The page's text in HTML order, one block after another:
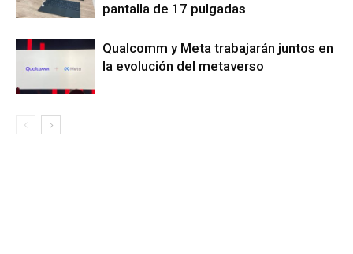
pantalla de 17 pulgadas
Qualcomm y Meta trabajarán juntos en
la evolución del metaverso